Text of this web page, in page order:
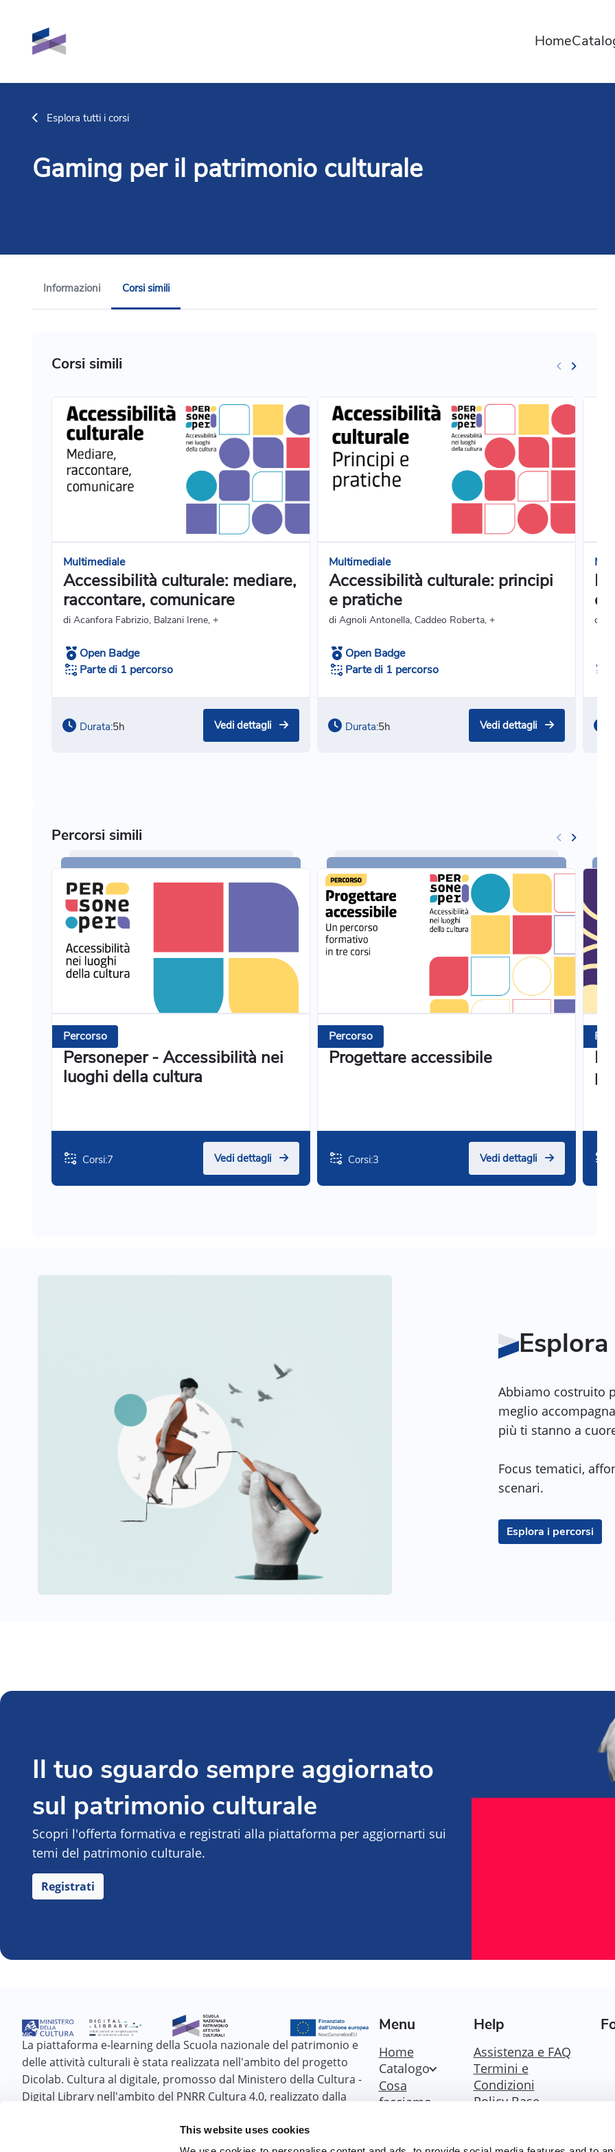
This website uses cookies
Home
Esplora tutti i corsi
Gaming per il patrimonio culturale
Informazioni Corsi simili
Corsi simili
Multimediale
Accessibilità culturale: mediare,
raccontare, comunicare
di Acanfora Fabrizio, Balzani Irene, +
Open Badge
Parte di 1 percorso
Durata:5h Vedi dettagli
Multimediale
Accessibilità culturale: principi
e pratiche
di Agnoli Antonella, Caddeo Roberta, +
Open Badge
Parte di 1 percorso
Durata:5h Vedi dettagli
e
di
Percorsi simili
Percorso
Personeper - Accessibilità nei
luoghi della cultura
Corsi:7 Vedi dettagli
Percorso
Progettare accessibile
Corsi:3 Vedi dettagli
Il
Abbiamo costruito
meglio
più ti stanno a
Focus tematici,
scenari.
Esplora i percorsi
Il tuo sguardo sempre aggiornato
sul patrimonio culturale
Scopri l'offerta formativa e registrati alla piattaforma per aggiornarti sui
temi del patrimonio culturale.
Registrati
La piattaforma e-learning della Scuola nazionale del patrimonio e
delle attività culturali è stata realizzata nell'ambito del progetto
Dicolab. Cultura al digitale, promosso dal Ministero della Cultura -
Digital Library nell'ambito del PNRR Cultura 4.0, realizzato dalla
culturali e finanziato dall'Unione europea - Next Generation EU
Menu
Home
Catalogo
Cosa
facciamo
Help
Assistenza e FAQ
Termini e
Condizioni
Policy Base